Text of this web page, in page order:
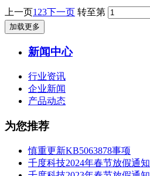
上一页1 23下一页 转至第
加载更多
新闻中心
行业资讯
企业新闻
产品动态
为您推荐
慎重更新KB5063878事项
千度科技2024年春节放假通知